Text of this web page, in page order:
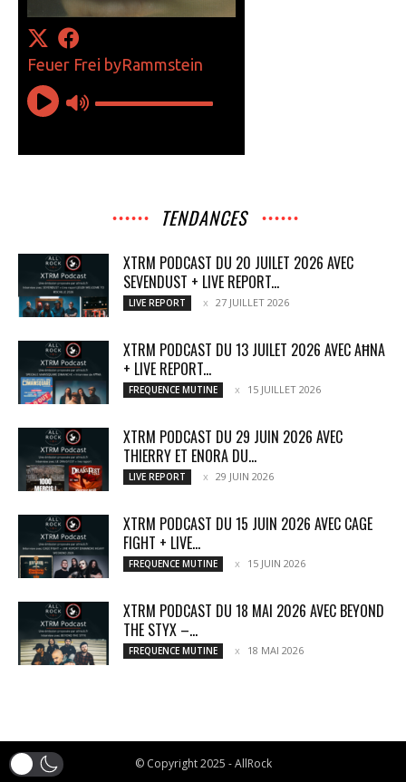
TENDANCES
XTRM PODCAST DU 20 JUILET 2026 AVEC
SEVENDUST + LIVE REPORT...
LIVE REPORT 27 JUILLET 2026
XTRM PODCAST DU 13 JUILET 2026 AVEC AĦNA
+ LIVE REPORT...
FREQUENCE MUTINE 15 JUILLET 2026
XTRM PODCAST DU 29 JUIN 2026 AVEC
THIERRY ET ENORA DU...
LIVE REPORT 29 JUIN 2026
XTRM PODCAST DU 15 JUIN 2026 AVEC CAGE
FIGHT + LIVE...
FREQUENCE MUTINE 15 JUIN 2026
XTRM PODCAST DU 18 MAI 2026 AVEC BEYOND
THE STYX –...
FREQUENCE MUTINE 18 MAI 2026
© Copyright 2025 - AllRock